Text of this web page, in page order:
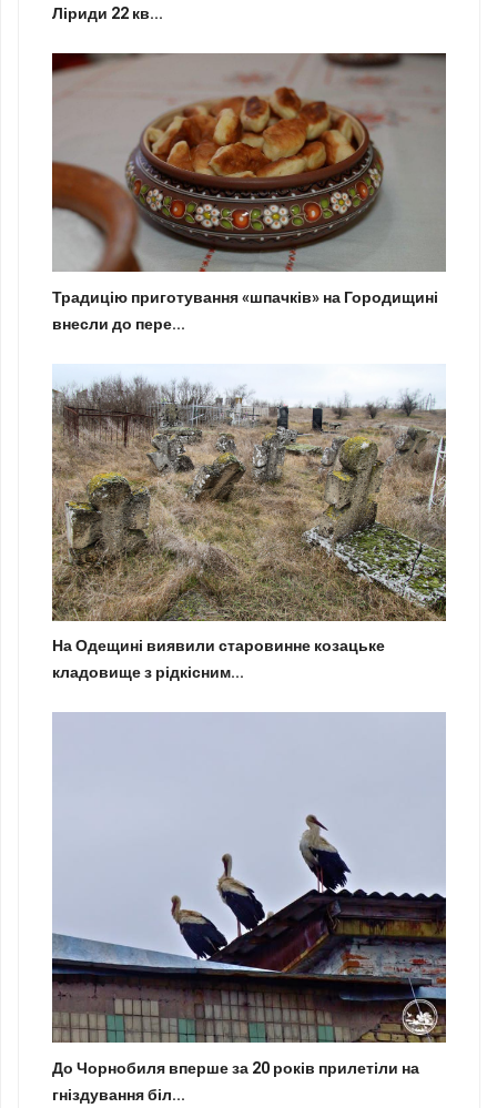
Ліриди 22 кв...
Традицію приготування «шпачків» на Городищині
внесли до пере...
На Одещині виявили старовинне козацьке
кладовище з рідкісним...
До Чорнобиля вперше за 20 років прилетіли на
гніздування біл...